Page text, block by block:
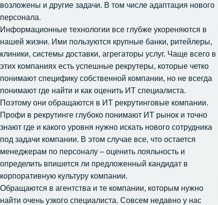
возложены и другие задачи. В том числе адаптация нового
персонала.
Информационные технологии все глубже укореняются в
нашей жизни. Ими пользуются крупные банки, ритейлеры,
клиники, системы доставки, агрегаторы услуг. Чаще всего в
этих компаниях есть успешные рекрутеры, которые четко
понимают специфику собственной компании, но не всегда
понимают где найти и как оценить ИТ специалиста.
Поэтому они обращаются в ИТ рекрутинговые компании.
Профи в рекрутинге глубоко понимают ИТ рынок и точно
знают где и какого уровня нужно искать нового сотрудника
под задачи компании. В этом случае все, что остается
менеджерам по персоналу – оценить лояльность и
определить впишется ли предложенный кандидат в
корпоративную культуру компании.
Обращаются в агентства и те компании, которым нужно
найти очень узкого специалиста. Совсем недавно у нас